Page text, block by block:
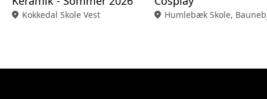
location_on Kokkedal Skole Vest location_on Humlebæk Skole,